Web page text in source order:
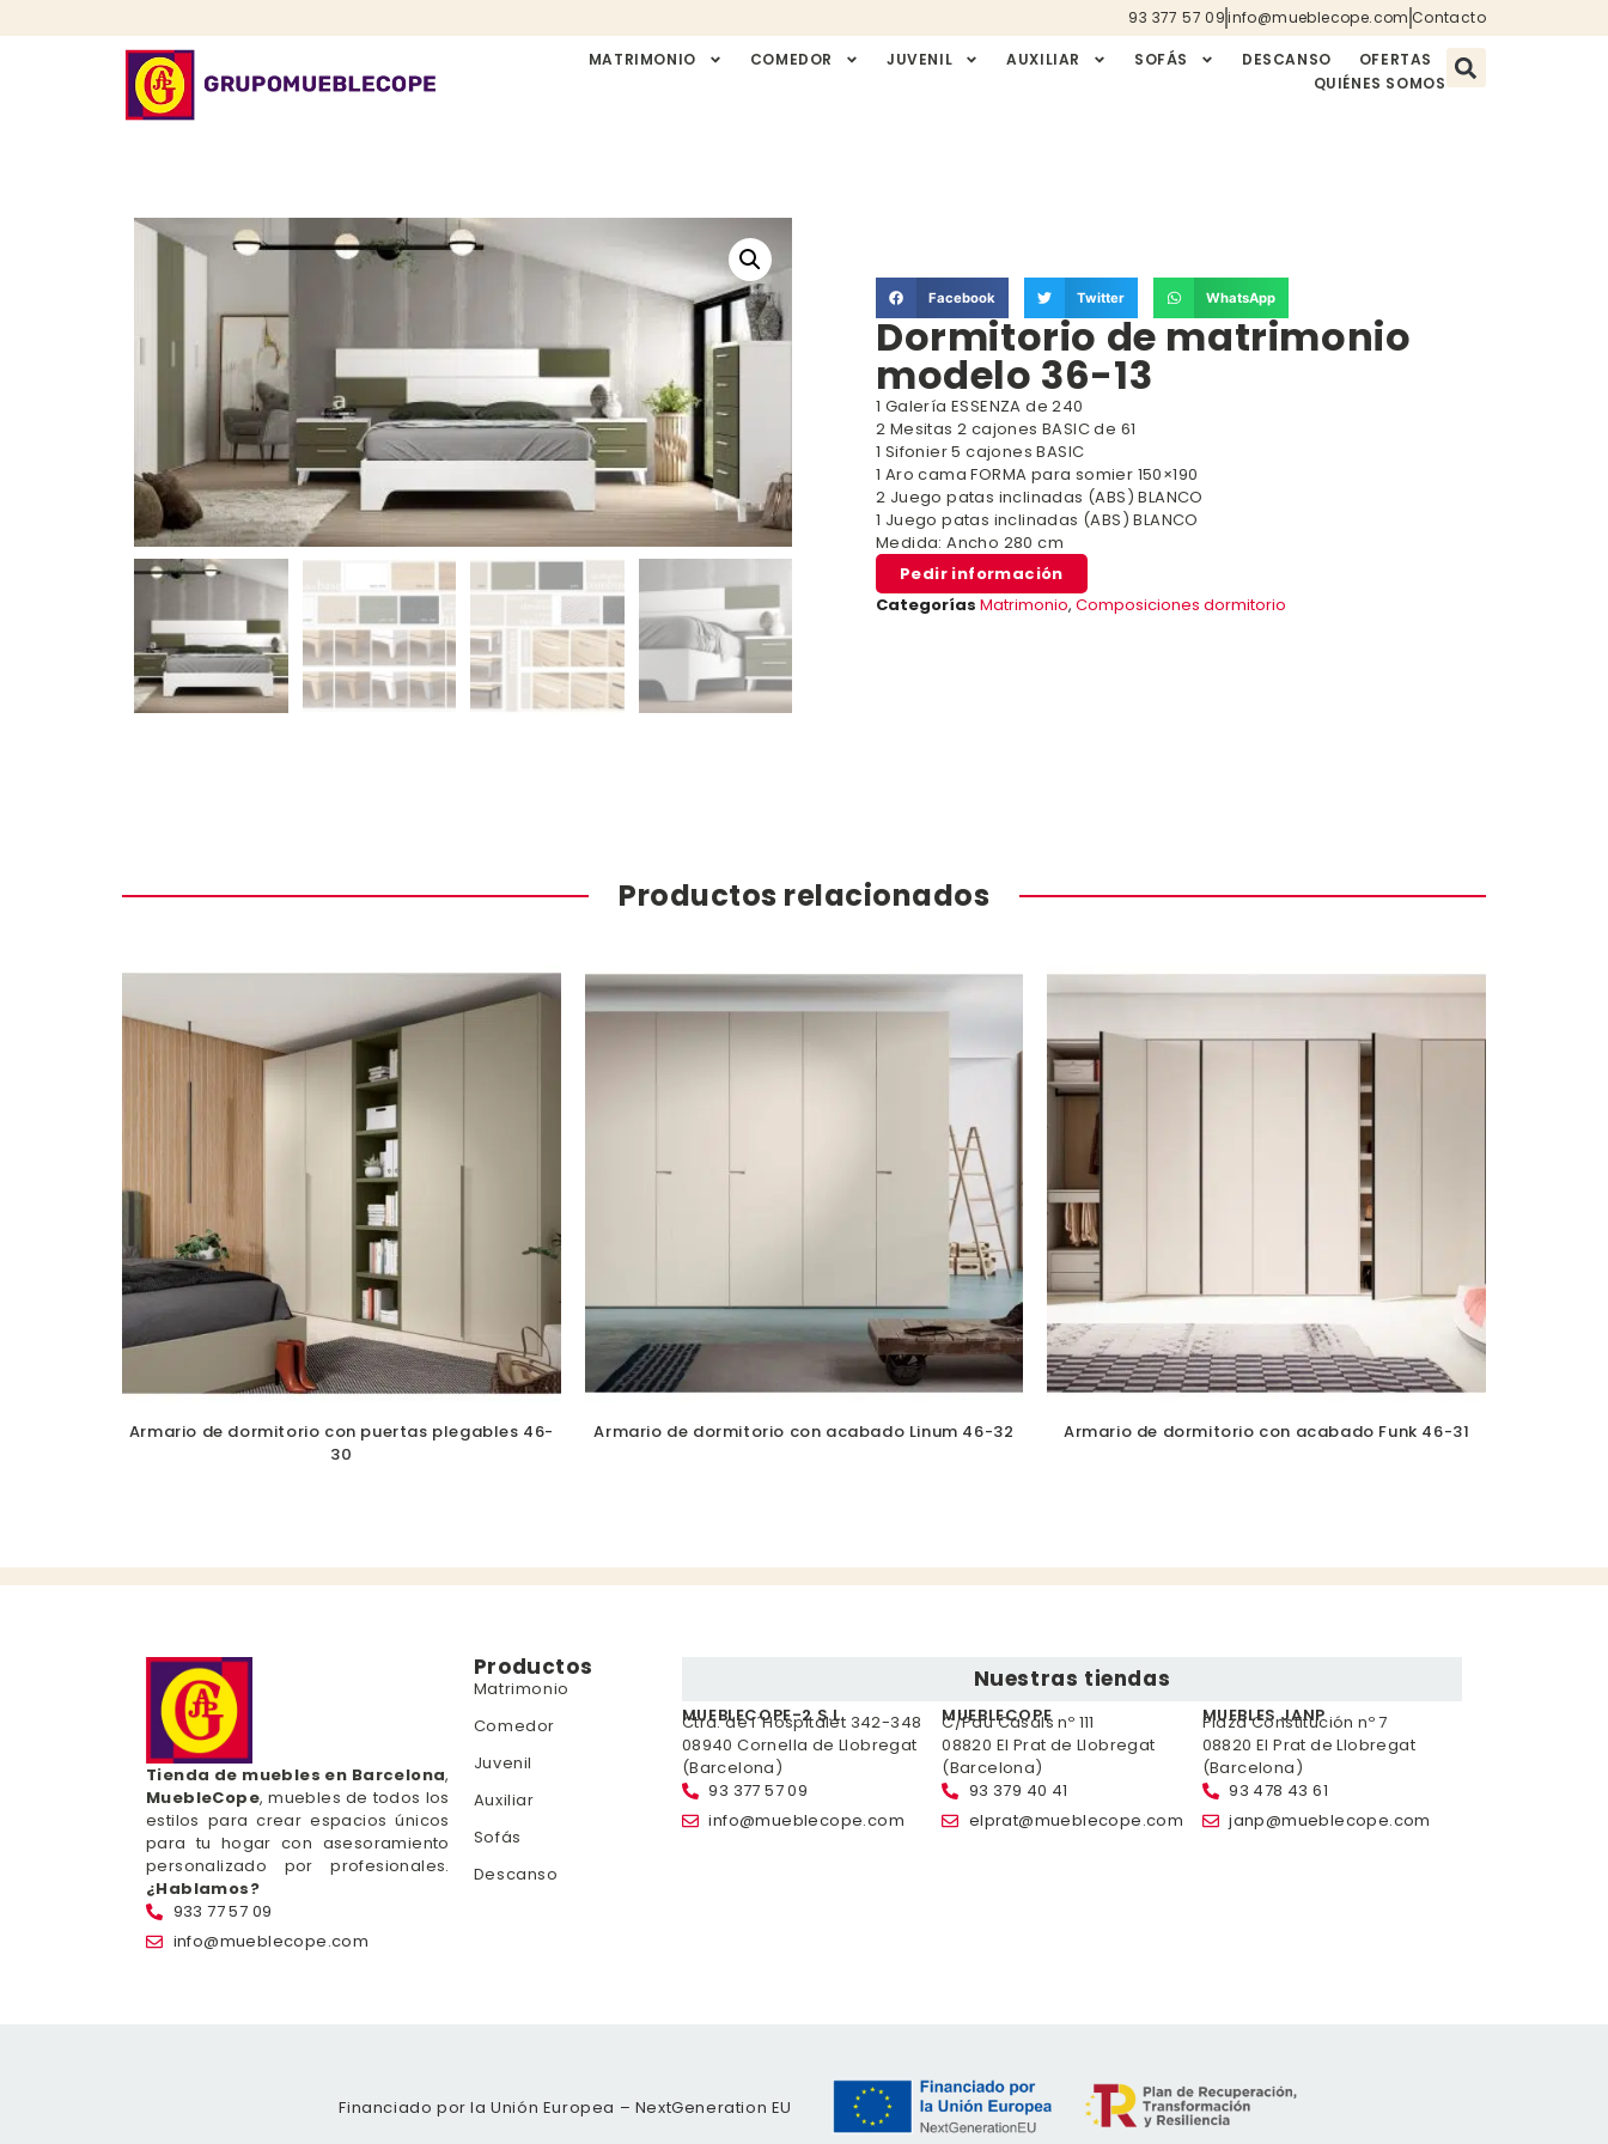
93 377 57 09info@mueblecope.com Contacto
MATRIMONIO COMEDOR JUVENIL AUXILIAR SOFÁS DESCANSO
OFERTAS
QUIÉNES SOMOS
Facebook Twitter WhatsApp
Dormitorio de matrimonio
modelo 36-13
1 Galería ESSENZA de 240
2 Mesitas 2 cajones BASIC de 61
1 Sifonier 5 cajones BASIC
1 Aro cama FORMA para somier 150×190
2 Juego patas inclinadas (ABS) BLANCO
1 Juego patas inclinadas (ABS) BLANCO
Medida: Ancho 280 cm
Pedir información
Categorías Matrimonio, Composiciones dormitorio
Productos relacionados
Armario de dormitorio con puertas plegables 46-
30
Armario de dormitorio con acabado Linum 46-32 Armario de dormitorio con acabado Funk 46-31
Tienda de muebles en Barcelona,
MuebleCope, muebles de todos los
estilos para crear espacios únicos
para tu hogar con asesoramiento
personalizado por profesionales.
¿Hablamos?
933 77 57 09
info@mueblecope.com
Productos
Matrimonio
Comedor
Juvenil
Auxiliar
Sofás
Descanso
Nuestras tiendas
MUEBLECOPE-2 S.L.
Ctra. de l´Hospitalet 342-348
08940 Cornella de Llobregat
(Barcelona)
93 377 57 09
info@mueblecope.com
MUEBLECOPE
C/Pau Casals nº 111
08820 El Prat de Llobregat
(Barcelona)
93 379 40 41
elprat@mueblecope.com
MUEBLES JANP
Plaza Constitución nº 7
08820 El Prat de Llobregat
(Barcelona)
93 478 43 61
janp@mueblecope.com
Financiado por la Unión Europea – NextGeneration EU